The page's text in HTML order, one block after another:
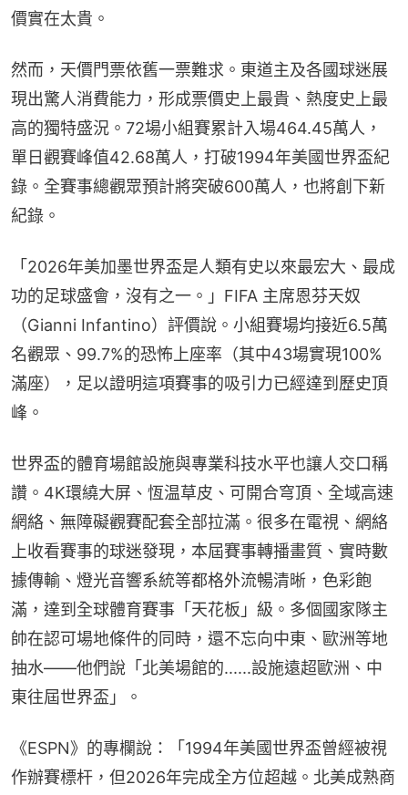
價實在太貴。
然而，天價門票依舊一票難求。東道主及各國球迷展
現出驚人消費能力，形成票價史上最貴、熱度史上最
高的獨特盛況。72場小組賽累計入場464.45萬人，
單日觀賽峰值42.68萬人，打破1994年美國世界盃紀
錄。全賽事總觀眾預計將突破600萬人，也將創下新
紀錄。
「2026年美加墨世界盃是人類有史以來最宏大、最成
功的足球盛會，沒有之一。」FIFA 主席恩芬天奴
（Gianni Infantino）評價說。小組賽場均接近6.5萬
名觀眾、99.7%的恐怖上座率（其中43場實現100%
滿座），足以證明這項賽事的吸引力已經達到歷史頂
峰。
世界盃的體育場館設施與專業科技水平也讓人交口稱
讚。4K環繞大屏、恆温草皮、可開合穹頂、全域高速
網絡、無障礙觀賽配套全部拉滿。很多在電視、網絡
上收看賽事的球迷發現，本屆賽事轉播畫質、實時數
據傳輸、燈光音響系統等都格外流暢清晰，色彩飽
滿，達到全球體育賽事「天花板」級。多個國家隊主
帥在認可場地條件的同時，還不忘向中東、歐洲等地
抽水——他們說「北美場館的......設施遠超歐洲、中
東往屆世界盃」。
《ESPN》的專欄說：「1994年美國世界盃曾經被視
作辦賽標杆，但2026年完成全方位超越。北美成熟商